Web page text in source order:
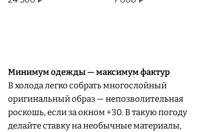
Минимум одежды — максимум фактур
В холода легко собрать многослойный
оригинальный образ — непозволительная
роскошь, если за окном +30. В такую погоду
делайте ставку на необычные материалы,